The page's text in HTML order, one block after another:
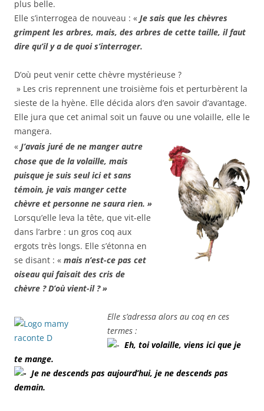
plus belle.
Elle s’interrogea de nouveau : « Je sais que les chèvres
grimpent les arbres, mais, des arbres de cette taille, il faut
dire qu’il y a de quoi s’interroger.
D’où peut venir cette chèvre mystérieuse ?
» Les cris reprennent une troisième fois et perturbèrent la
sieste de la hyène. Elle décida alors d’en savoir d’avantage.
Elle jura que cet animal soit un fauve ou une volaille, elle le
mangera.
« J’avais juré de ne manger autre
chose que de la volaille, mais
puisque je suis seul ici et sans
témoin, je vais manger cette
chèvre et personne ne saura rien. »
Lorsqu’elle leva la tête, que vit-elle
dans l’arbre : un gros coq aux
ergots très longs. Elle s’étonna en
se disant : « mais n’est-ce pas cet
oiseau qui faisait des cris de
chèvre ? D’où vient-il ? »
Elle s’adressa alors au coq en ces
termes :
Eh, toi volaille, viens ici que je
te mange.
Je ne descends pas aujourd’hui, je ne descends pas
demain.